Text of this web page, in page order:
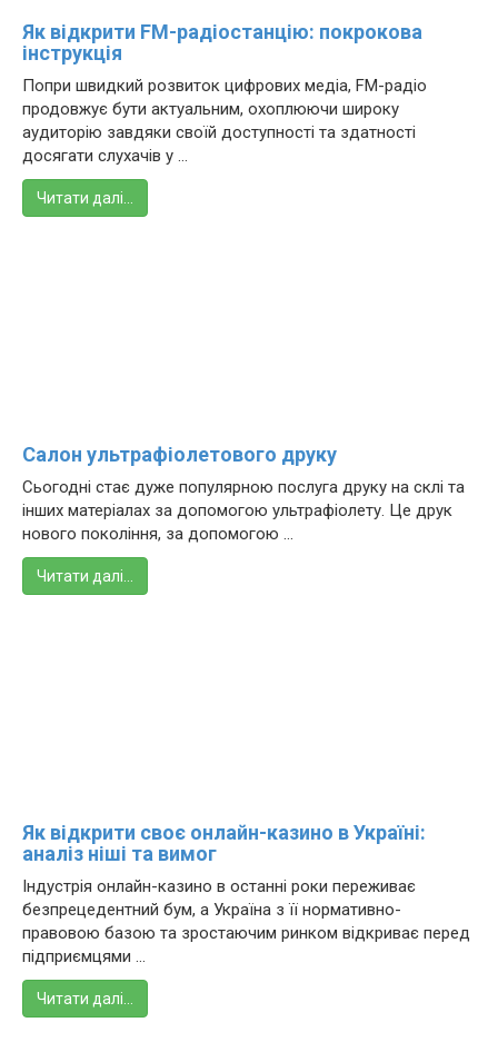
Як відкрити FM-радіостанцію: покрокова
інструкція
Попри швидкий розвиток цифрових медіа, FM-радіо
продовжує бути актуальним, охоплюючи широку
аудиторію завдяки своїй доступності та здатності
досягати слухачів у ...
Читати далі…
Салон ультрафіолетового друку
Сьогодні стає дуже популярною послуга друку на склі та
інших матеріалах за допомогою ультрафіолету. Це друк
нового покоління, за допомогою ...
Читати далі…
Як відкрити своє онлайн-казино в Україні:
аналіз ніші та вимог
Індустрія онлайн-казино в останні роки переживає
безпрецедентний бум, а Україна з її нормативно-
правовою базою та зростаючим ринком відкриває перед
підприємцями ...
Читати далі…